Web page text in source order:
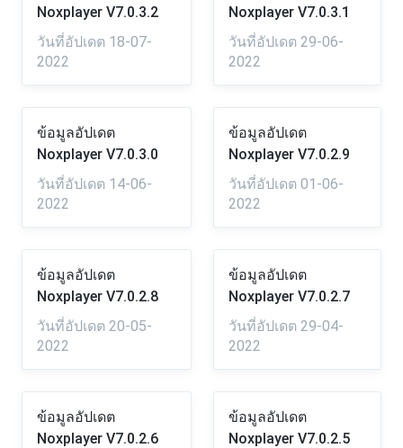
Noxplayer V7.0.3.2
วันที่อัปเดต 18-07-
2022
Noxplayer V7.0.3.1
วันที่อัปเดต 29-06-
2022
ข้อมูลอัปเดต
Noxplayer V7.0.3.0
วันที่อัปเดต 14-06-
2022
ข้อมูลอัปเดต
Noxplayer V7.0.2.9
วันที่อัปเดต 01-06-
2022
ข้อมูลอัปเดต
Noxplayer V7.0.2.8
วันที่อัปเดต 20-05-
2022
ข้อมูลอัปเดต
Noxplayer V7.0.2.7
วันที่อัปเดต 29-04-
2022
ข้อมูลอัปเดต
Noxplayer V7.0.2.6
ข้อมูลอัปเดต
Noxplayer V7.0.2.5